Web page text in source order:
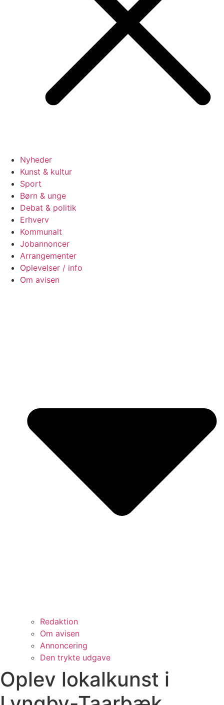
Nyheder
Kunst & kultur
Sport
Børn & unge
Debat & politik
Erhverv
Kommunalt
Jobannoncer
Arrangementer
Oplevelser / info
Om avisen
Redaktion
Om avisen
Annoncering
Den trykte udgave
Oplev lokalkunst i